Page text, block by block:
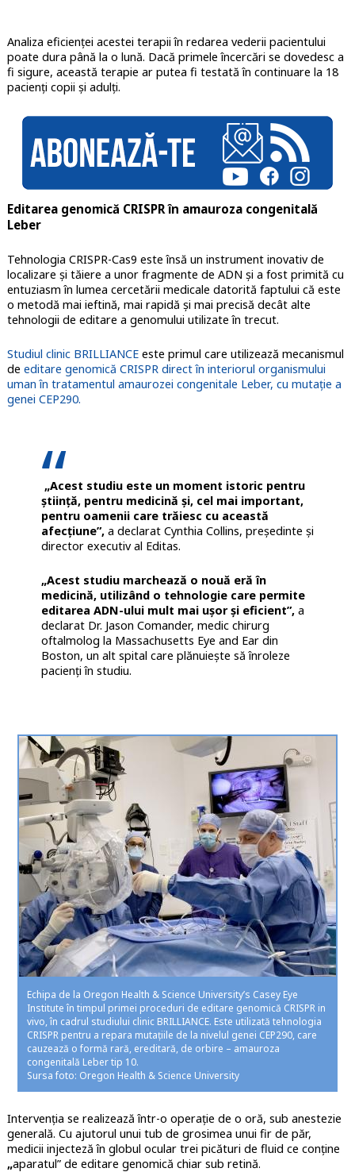
Analiza eficienței acestei terapii în redarea vederii pacientului
poate dura până la o lună. Dacă primele încercări se dovedesc a
fi sigure, această terapie ar putea fi testată în continuare la 18
pacienți copii și adulți.
Editarea genomică CRISPR în amauroza congenitală
Leber
Tehnologia CRISPR-Cas9 este însă un instrument inovativ de
localizare și tăiere a unor fragmente de ADN și a fost primită cu
entuziasm în lumea cercetării medicale datorită faptului că este
o metodă mai ieftină, mai rapidă şi mai precisă decât alte
tehnologii de editare a genomului utilizate în trecut.
Studiul clinic BRILLIANCEeste primul care utilizează mecanismul
de editare genomică CRISPR direct în interiorul organismului
uman în tratamentul amaurozei congenitale Leber, cu mutație a
genei CEP290.
„Acest studiu este un moment istoric pentru
știință, pentru medicină și, cel mai important,
pentru oamenii care trăiesc cu această
afecțiune”,a declarat Cynthia Collins, președinte și
director executiv al Editas.
„Acest studiu marchează o nouă eră în
medicină, utilizând o tehnologie care permite
editarea ADN-ului mult mai ușor și eficient”, a
declarat Dr. Jason Comander, medic chirurg
oftalmolog la Massachusetts Eye and Ear din
Boston, un alt spital care plănuiește să înroleze
pacienți în studiu.
Echipa de la Oregon Health & Science University’s Casey Eye
Institute în timpul primei proceduri de editare genomică CRISPR in
vivo, în cadrul studiului clinic BRILLIANCE. Este utilizată tehnologia
CRISPR pentru a repara mutațiile de la nivelul genei CEP290, care
cauzează o formă rară, ereditară, de orbire – amauroza
congenitală Leber tip 10.
Sursa foto: Oregon Health & Science University
Intervenția se realizează într-o operație de o oră, sub anestezie
generală. Cu ajutorul unui tub de grosimea unui fir de păr,
medicii injecteză în globul ocular trei picături de fluid ce conține
„aparatul” de editare genomică chiar sub retină.